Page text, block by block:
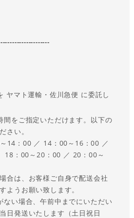
ヤマト運輸・佐川急便 に委託し
間をご指定いただけます。以下の
さい。
14：00 ／ 14：00～16：00 ／
18：00～20：00 ／ 20：00～
合は、お客様ご自身で配送会社
ようお願い致します。
ない場合、午前中までにいただい
日発送いたします（土日祝日